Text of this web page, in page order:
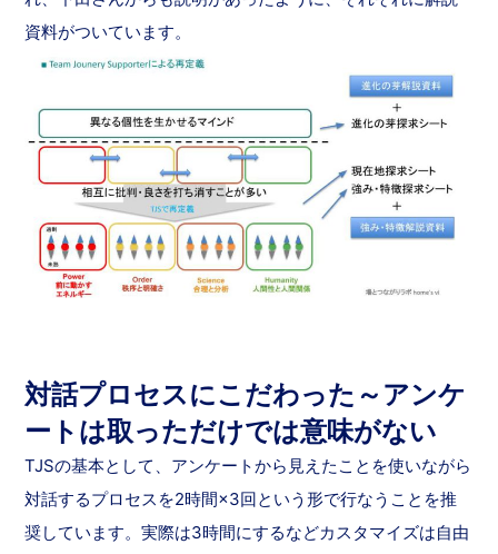
資料がついています。
対話プロセスにこだわった～アンケ
ートは取っただけでは意味がない
TJSの基本として、アンケートから見えたことを使いながら
対話するプロセスを2時間×3回という形で行なうことを推
奨しています。実際は3時間にするなどカスタマイズは自由